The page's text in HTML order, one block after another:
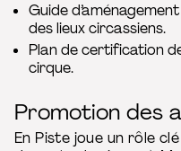
Guide
des lieux circassiens.
Plan de certification
cirque.
Promotion des
En Piste joue un rôle